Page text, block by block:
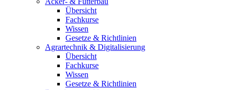
Übersicht
Fachkurse
Wissen
Gesetze & Richtlinien
Agrartechnik & Digitalisierung
Übersicht
Fachkurse
Wissen
Gesetze & Richtlinien